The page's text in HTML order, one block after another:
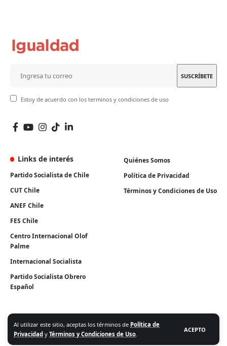
Al utilizar este sitio, aceptas los términos de Política de
Privacidad y Términos y Condiciones de Uso.
ACEPTO
Estoy de acuerdo con los terminos y condiciones de uso
Links de interés
Partido Socialista de Chile
CUT Chile
ANEF Chile
FES Chile
Centro Internacional Olof
Palme
Internacional Socialista
Partido Socialista Obrero
Español
Quiénes Somos
Política de Privacidad
Términos y Condiciones de Uso
Algunos Derechos Reservados. Instituto Igualdad 2026.